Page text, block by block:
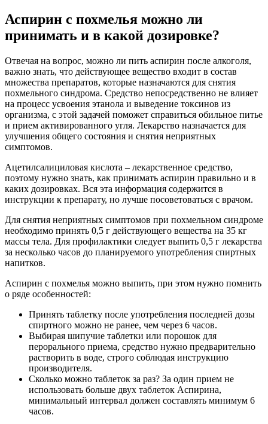
Аспирин с похмелья можно ли
принимать и в какой дозировке?
Отвечая на вопрос, можно ли пить аспирин после алкоголя,
важно знать, что действующее вещество входит в состав
множества препаратов, которые назначаются для снятия
похмельного синдрома. Средство непосредственно не влияет
на процесс усвоения этанола и выведение токсинов из
организма, с этой задачей поможет справиться обильное питье
и прием активированного угля. Лекарство назначается для
улучшения общего состояния и снятия неприятных
симптомов.
Ацетилсалициловая кислота – лекарственное средство,
поэтому нужно знать, как принимать аспирин правильно и в
каких дозировках. Вся эта информация содержится в
инструкции к препарату, но лучше посоветоваться с врачом.
Для снятия неприятных симптомов при похмельном синдроме
необходимо принять 0,5 г действующего вещества на 35 кг
массы тела. Для профилактики следует выпить 0,5 г лекарства
за несколько часов до планируемого употребления спиртных
напитков.
Аспирин с похмелья можно выпить, при этом нужно помнить
о ряде особенностей:
Принять таблетку после употребления последней дозы
спиртного можно не ранее, чем через 6 часов.
Выбирая шипучие таблетки или порошок для
перорального приема, средство нужно предварительно
растворить в воде, строго соблюдая инструкцию
производителя.
Сколько можно таблеток за раз? За один прием не
использовать больше двух таблеток Аспирина,
минимальный интервал должен составлять минимум 6
часов.